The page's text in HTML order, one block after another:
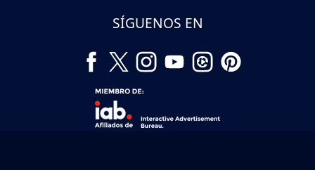
SÍGUENOS EN